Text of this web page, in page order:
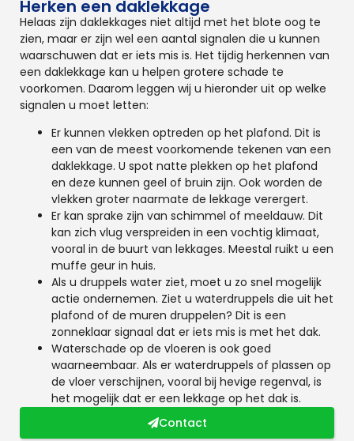
Herken een daklekkage
Helaas zijn daklekkages niet altijd met het blote oog te
zien, maar er zijn wel een aantal signalen die u kunnen
waarschuwen dat er iets mis is. Het tijdig herkennen van
een daklekkage kan u helpen grotere schade te
voorkomen. Daarom leggen wij u hieronder uit op welke
signalen u moet letten:
Er kunnen vlekken optreden op het plafond. Dit is
een van de meest voorkomende tekenen van een
daklekkage. U spot natte plekken op het plafond
en deze kunnen geel of bruin zijn. Ook worden de
vlekken groter naarmate de lekkage verergert.
Er kan sprake zijn van schimmel of meeldauw. Dit
kan zich vlug verspreiden in een vochtig klimaat,
vooral in de buurt van lekkages. Meestal ruikt u een
muffe geur in huis.
Als u druppels water ziet, moet u zo snel mogelijk
actie ondernemen. Ziet u waterdruppels die uit het
plafond of de muren druppelen? Dit is een
zonneklaar signaal dat er iets mis is met het dak.
Waterschade op de vloeren is ook goed
waarneembaar. Als er waterdruppels of plassen op
de vloer verschijnen, vooral bij hevige regenval, is
het mogelijk dat er een lekkage op het dak is.
Contact